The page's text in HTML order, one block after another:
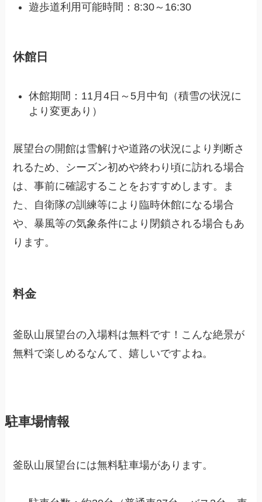
遊歩道利用可能時間：8:30～16:30
休館日
休館期間：11月4日～5月中旬（積雪の状況に
より変更あり）
展望台の開館は雪解けや道路の状況により判断さ
れるため、シーズン初めや終わり頃に訪れる場合
は、事前に確認することをおすすめします。ま
た、自衛隊の訓練等により臨時休館になる場合
や、暴風等の気象条件により閉鎖される場合もあ
ります。
料金
釜臥山展望台の入場料は無料です！こんな絶景が
無料で楽しめるなんて、嬉しいですよね。
駐車場情報
釜臥山展望台には無料駐車場があります。